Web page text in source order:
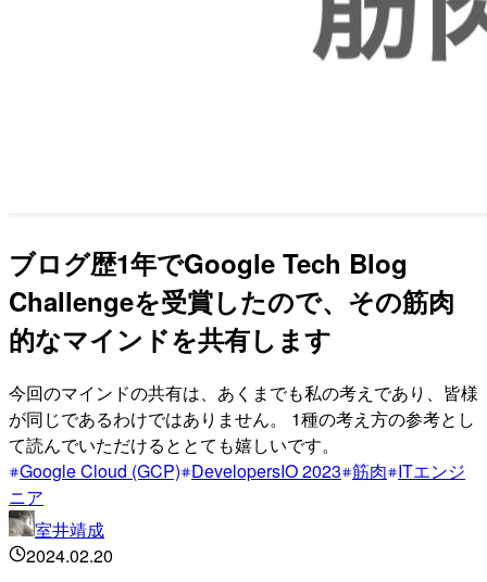
ブログ歴1年でGoogle Tech Blog
Challengeを受賞したので、その筋肉
的なマインドを共有します
今回のマインドの共有は、あくまでも私の考えであり、皆様
が同じであるわけではありません。 1種の考え方の参考とし
て読んでいただけるととても嬉しいです。
Google Cloud (GCP) DevelopersIO 2023 筋肉 ITエンジ
ニア
室井靖成
2024.02.20